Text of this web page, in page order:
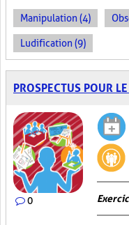
Manipulation (4)
Ludification (9)
PROSPECTUS POUR
0